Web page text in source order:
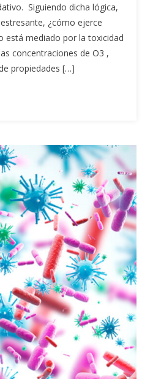
Siguiendo dicha lógica,
¿cómo ejerce
está mediado por la toxicidad
concentraciones de O3 ,
propiedades […]